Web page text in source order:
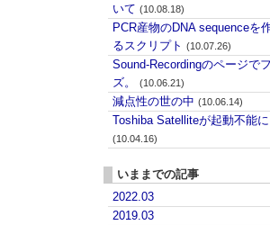
いて (10.08.18)
PCR産物のDNA sequenceを
るスクリプト (10.07.26)
Sound-Recordingのページで
ズ。
(10.06.21)
減点性の世の中 (10.06.14)
Toshiba Satelliteが起動不能に
(10.04.16)
いままでの記事
2022.03
2019.03